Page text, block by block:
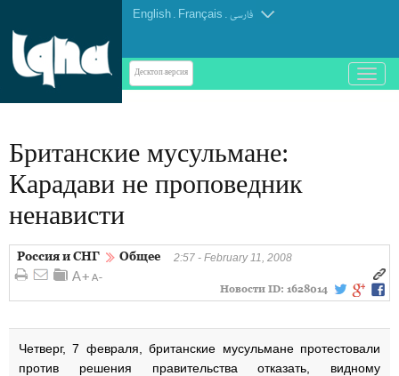
English . Français . فارسی
Десктоп-версия
باز
و
Британские мусульмане:
Карадави не проповедник
ненависти
Россия и СНГ Общее 2:57 - February 11, 2008
Новости ID: 1628014
Четверг, 7 февраля, британские мусульмане протестовали
против решения правительства отказать, видному